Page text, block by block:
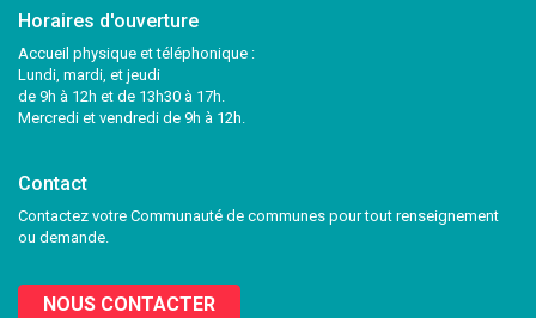
Horaires d'ouverture
Accueil physique et téléphonique :
Lundi, mardi, et jeudi
de 9h à 12h et de 13h30 à 17h.
Mercredi et vendredi de 9h à 12h.
Contact
Contactez votre Communauté de communes pour tout renseignement
ou demande.
NOUS CONTACTER